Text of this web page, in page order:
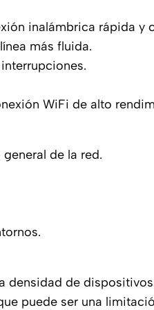
inalámbrica rápida y
más fluida.
WiFi de alto
de la red.
densidad de
puede ser una